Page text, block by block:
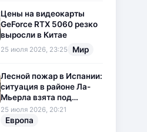
Цены на видеокарты
GeForce RTX 5060 резко
выросли в Китае
25 июля 2026, 23:25 Мир
Лесной пожар в Испании:
ситуация в районе Ла-
Мьерла взята под
контроль
25 июля 2026, 20:21
Европа